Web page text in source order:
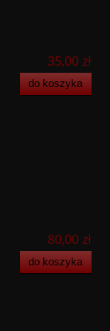
35,00 zł
do koszyka
80,00 zł
do koszyka